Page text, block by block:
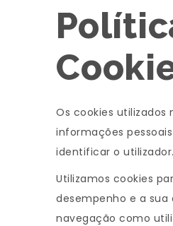
Os cookies utilizados
informações
identificar o utilizador.
Utilizamos cookies
desempenho e a sua
navegação como